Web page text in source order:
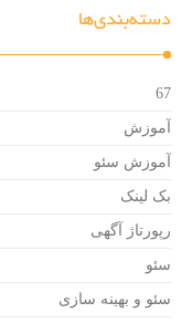
دسته‌بندی‌ها
67
آموزش
آموزش سئو
بک لینک
رپورتاژ آگهی
سئو
سئو و بهینه سازی